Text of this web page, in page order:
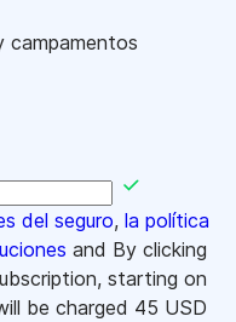
campamentos
del seguro, la política
and By clicking
starting on
be charged 45 USD